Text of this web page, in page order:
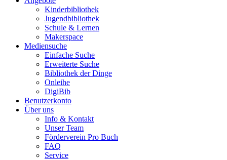
Kinderbibliothek
Jugendbibliothek
Schule & Lernen
Makerspace
Mediensuche
Einfache Suche
Erweiterte Suche
Bibliothek der Dinge
Onleihe
DigiBib
Benutzerkonto
Über uns
Info & Kontakt
Unser Team
Förderverein Pro Buch
FAQ
Service